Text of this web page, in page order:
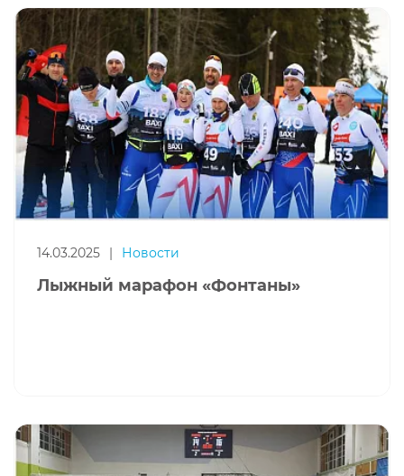
14.03.2025 | Новости
Лыжный марафон «Фонтаны»